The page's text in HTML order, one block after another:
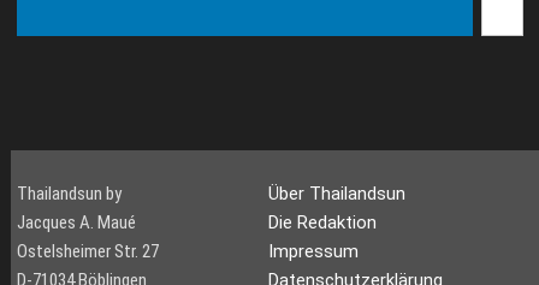
Thailandsun by
Jacques A. Maué
Ostelsheimer Str. 27
D-71034 Böblingen
Über Thailandsun
Die Redaktion
Impressum
Datenschutzerklärung